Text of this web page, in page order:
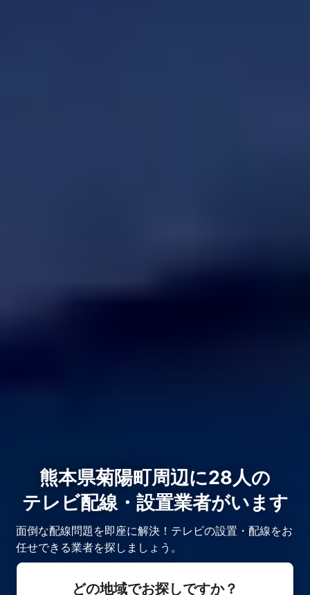
熊本県菊陽町周辺に28人の
テレビ配線・設置業者がいます
面倒な配線問題を即座に解決！テレビの設置・配線をお
任せできる業者を探しましょう。
どの地域でお探しですか？